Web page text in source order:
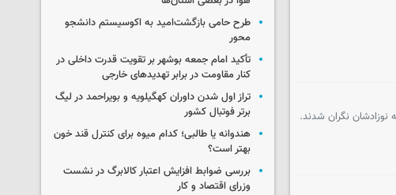
نگران شدند.
طرح حامی بازگشت‌امید به اکوسیستم دانشجو
محور
تأکید امام جمعه بوشهر بر تقویت قدرت داخلی در
کنار مقاومت در برابر تهدیدهای خارجی
تراز اول شدن داوران کهگیلویه و بویراحمد در لیگ
برتر فوتبال کشور
هندوانه یا طالبی؛ کدام‌ میوه برای کنترل قند خون
بهتر است؟
بررسی ضوابط افزایش اعتبار کالابرگ در نشست
وزرای اقتصاد و کار